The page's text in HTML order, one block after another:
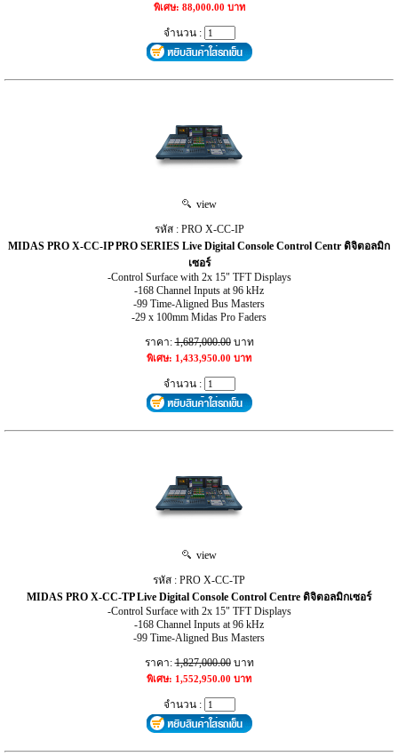
พิเศษ: 88,000.00 บาท
จำนวน :
view
รหัส : PRO X-CC-IP
MIDAS PRO X-CC-IP PRO SERIES Live Digital Console Control Centr ดิจิตอลมิก
เซอร์
-Control Surface with 2x 15" TFT Displays
-168 Channel Inputs at 96 kHz
-99 Time-Aligned Bus Masters
-29 x 100mm Midas Pro Faders
ราคา:1,687,000.00บาท
พิเศษ: 1,433,950.00 บาท
จำนวน :
view
รหัส : PRO X-CC-TP
MIDAS PRO X-CC-TP Live Digital Console Control Centre ดิจิตอลมิกเซอร์
-Control Surface with 2x 15" TFT Displays
-168 Channel Inputs at 96 kHz
-99 Time-Aligned Bus Masters
ราคา:1,827,000.00บาท
พิเศษ: 1,552,950.00 บาท
จำนวน :